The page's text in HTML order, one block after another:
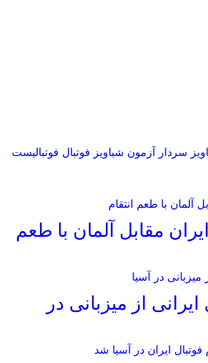
سردار آزمون شباویز فوتبال فوتبالیست
مقابل آلمان با طعم
از میزبانی در